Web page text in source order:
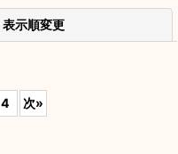
表示順変更
4 次»